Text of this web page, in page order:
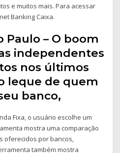
e muitos mais. Para acessar
Banking Caixa.
Paulo – O boom
independentes
nos últimos
leque de quem
banco,
Fixa, o usuário escolhe um
mostra uma comparação
oferecidos por bancos,
também mostra